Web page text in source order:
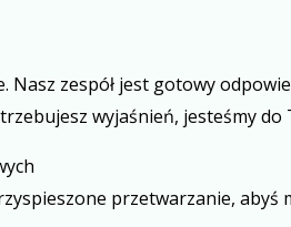
Nasz zespół jest gotowy
wyjaśnień, jesteśmy do
przetwarzanie, abyś